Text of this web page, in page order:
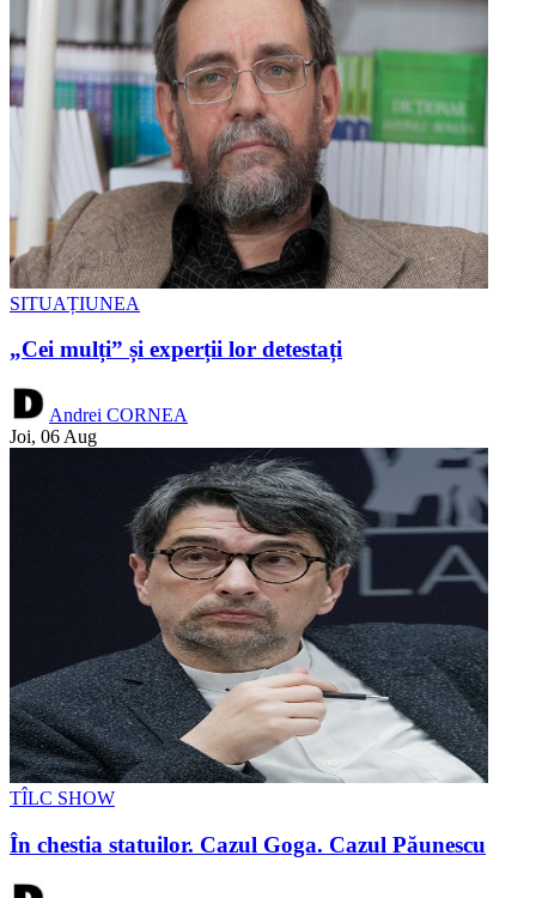
SITUAȚIUNEA
„Cei mulți” și experții lor detestați
Andrei CORNEA
Joi, 06 Aug
TÎLC SHOW
În chestia statuilor. Cazul Goga. Cazul Păunescu